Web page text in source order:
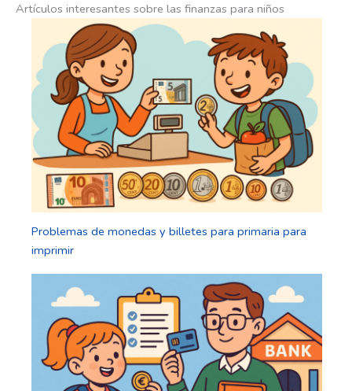
Artículos interesantes sobre las finanzas para niños
Problemas de monedas y billetes para primaria para
imprimir